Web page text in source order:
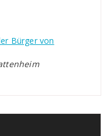
Bürger von